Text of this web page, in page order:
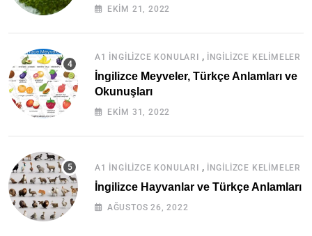
EKIM 21, 2022
A1 İNGILIZCE KONULARI , İNGILIZCE KELIMELER
İngilizce Meyveler, Türkçe Anlamları ve
Okunuşları
EKIM 31, 2022
A1 İNGILIZCE KONULARI , İNGILIZCE KELIMELER
İngilizce Hayvanlar ve Türkçe Anlamları
AĞUSTOS 26, 2022